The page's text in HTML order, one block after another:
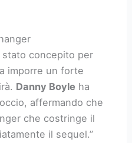
stato concepito per
imporre un forte
Danny Boyle ha
affermando che
che costringe il
il sequel.”